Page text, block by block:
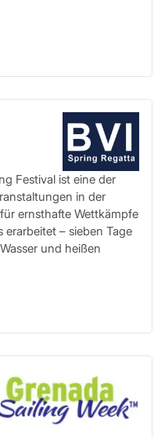
Festival ist eine der
in der
ernsthafte Wettkämpfe
– sieben Tage
und heißen